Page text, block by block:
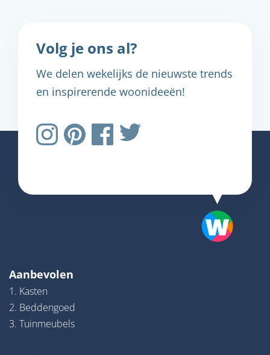
Volg je ons al?
We delen wekelijks de nieuwste trends
en inspirerende woonideeën!
Aanbevolen
1. Kasten
2. Beddengoed
3. Tuinmeubels